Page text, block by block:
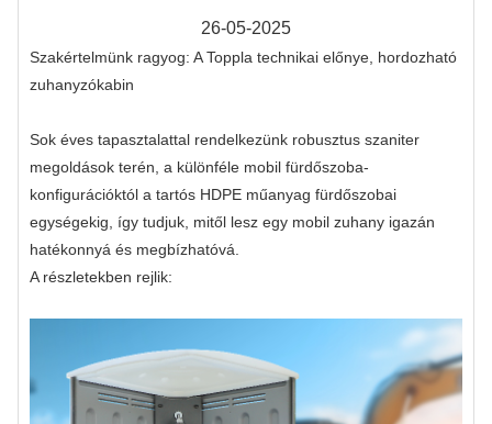
26-05-2025
Szakértelmünk ragyog: A Toppla technikai előnye, hordozható
zuhanyzókabin
Sok éves tapasztalattal rendelkezünk robusztus szaniter
megoldások terén, a különféle mobil fürdőszoba-
konfigurációktól a tartós HDPE műanyag fürdőszobai
egységekig, így tudjuk, mitől lesz egy mobil zuhany igazán
hatékonnyá és megbízhatóvá.
A részletekben rejlik: